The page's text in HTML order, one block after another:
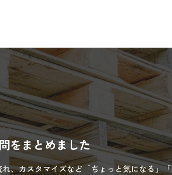
をまとめました
、カスタマイズなど「ちょっと気になる」